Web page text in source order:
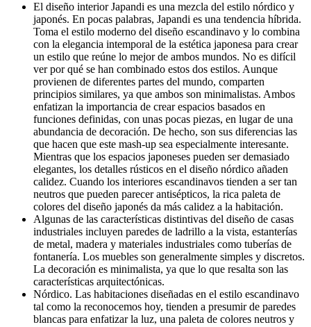
El diseño interior Japandi es una mezcla del estilo nórdico y
japonés. En pocas palabras, Japandi es una tendencia híbrida.
Toma el estilo moderno del diseño escandinavo y lo combina
con la elegancia intemporal de la estética japonesa para crear
un estilo que reúne lo mejor de ambos mundos. No es difícil
ver por qué se han combinado estos dos estilos. Aunque
provienen de diferentes partes del mundo, comparten
principios similares, ya que ambos son minimalistas. Ambos
enfatizan la importancia de crear espacios basados en
funciones definidas, con unas pocas piezas, en lugar de una
abundancia de decoración. De hecho, son sus diferencias las
que hacen que este mash-up sea especialmente interesante.
Mientras que los espacios japoneses pueden ser demasiado
elegantes, los detalles rústicos en el diseño nórdico añaden
calidez. Cuando los interiores escandinavos tienden a ser tan
neutros que pueden parecer antisépticos, la rica paleta de
colores del diseño japonés da más calidez a la habitación.
Algunas de las características distintivas del diseño de casas
industriales incluyen paredes de ladrillo a la vista, estanterías
de metal, madera y materiales industriales como tuberías de
fontanería. Los muebles son generalmente simples y discretos.
La decoración es minimalista, ya que lo que resalta son las
características arquitectónicas.
Nórdico. Las habitaciones diseñadas en el estilo escandinavo
tal como la reconocemos hoy, tienden a presumir de paredes
blancas para enfatizar la luz, una paleta de colores neutros y